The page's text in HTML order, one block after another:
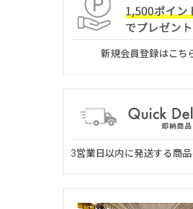
新規会員登録はこち
3営業日以内に発送する商